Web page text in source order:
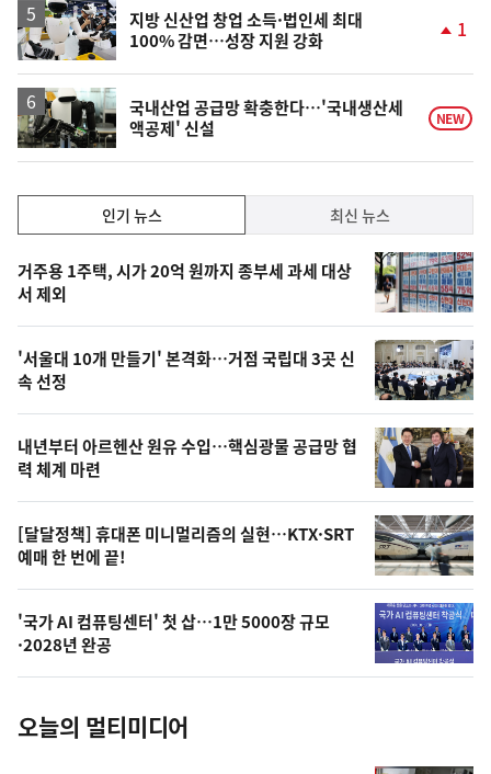
지방 신산업 창업 소득·법인세 최대
100% 감면…성장 지원 강화
승
1
국내산업 공급망 확충한다…'국내생산세
액공제' 신설
NEW
기,
최
신,
오
늘
의
영
상
오
늘
의
사
진
인기 뉴스 최신 뉴스
기
뉴
스
거주용 1주택, 시가 20억 원까지 종부세 과세 대상
서 제외
'서울대 10개 만들기' 본격화…거점 국립대 3곳 신
속 선정
내년부터 아르헨산 원유 수입…핵심광물 공급망 협
력 체계 마련
[달달정책] 휴대폰 미니멀리즘의 실현…KTX·SRT
예매 한 번에 끝!
'국가 AI 컴퓨팅센터' 첫 삽…1만 5000장 규모
·2028년 완공
오늘의 멀티미디어